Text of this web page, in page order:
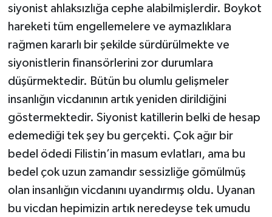
siyonist ahlaksızlığa cephe alabilmişlerdir. Boykot
hareketi tüm engellemelere ve aymazlıklara
rağmen kararlı bir şekilde sürdürülmekte ve
siyonistlerin finansörlerini zor durumlara
düşürmektedir. Bütün bu olumlu gelişmeler
insanlığın vicdanının artık yeniden dirildiğini
göstermektedir. Siyonist katillerin belki de hesap
edemediği tek şey bu gerçekti. Çok ağır bir
bedel ödedi Filistin’in masum evlatları, ama bu
bedel çok uzun zamandır sessizliğe gömülmüş
olan insanlığın vicdanını uyandırmış oldu. Uyanan
bu vicdan hepimizin artık neredeyse tek umudu